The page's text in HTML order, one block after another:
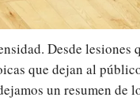
Desde lesiones
que dejan al
un resumen de